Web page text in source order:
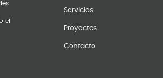
el
Servicios
Proyectos
Contacto